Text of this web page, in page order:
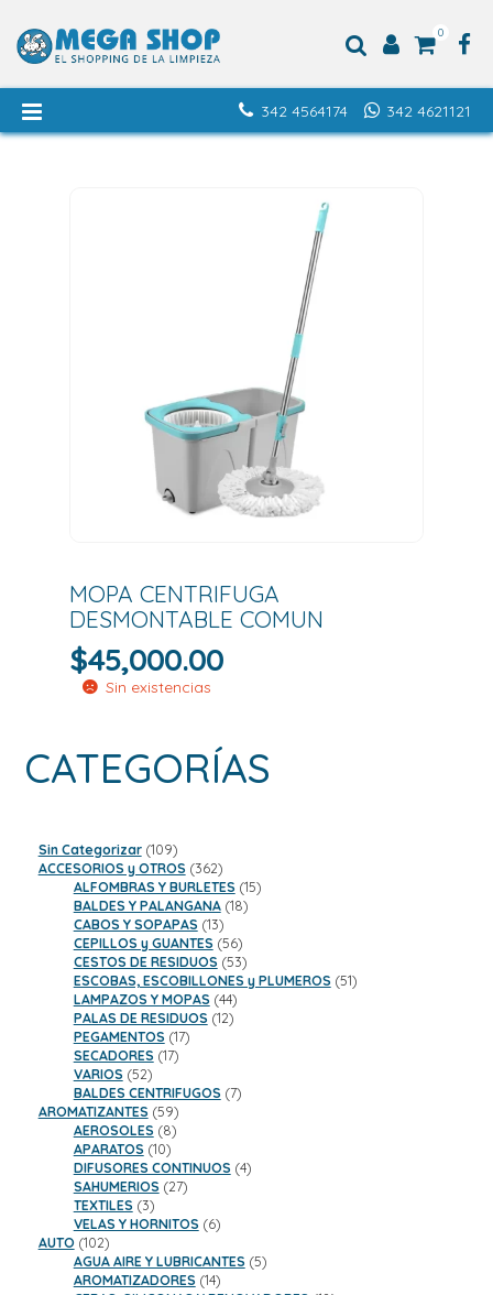
0
342 4621121
342 4564174
MOPA CENTRIFUGA
DESMONTABLE COMUN
$45,000.00
Sin existencias
CATEGORÍAS
Sin Categorizar 109109
productos
ACCESORIOS y OTROS 362362
productos
ALFOMBRAS Y BURLETES 1515
BALDES Y PALANGANA 1818
CABOS Y SOPAPAS 1313
productos
CEPILLOS y GUANTES 5656
productos
CESTOS DE RESIDUOS 5353
productos
ESCOBAS, ESCOBILLONES y PLUMEROS 5151
LAMPAZOS Y MOPAS 4444
productos
PALAS DE RESIDUOS 1212
PEGAMENTOS 1717
SECADORES 1717
VARIOS 5252
productos
BALDES CENTRIFUGOS 77
AROMATIZANTES 5959
productos
AEROSOLES 88
productos
APARATOS 1010
productos
DIFUSORES CONTINUOS 44
SAHUMERIOS 2727
TEXTILES 33
productos
VELAS Y HORNITOS 66
AUTO 102102
productos
AGUA AIRE Y LUBRICANTES 55
AROMATIZADORES 1414